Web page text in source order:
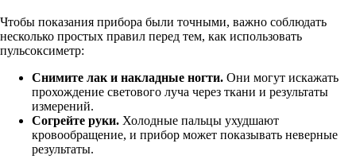
Чтобы показания прибора были точными, важно соблюдать
несколько простых правил перед тем, как использовать
пульсоксиметр:
Снимите лак и накладные ногти. Они могут искажать
прохождение светового луча через ткани и результаты
измерений.
Согрейте руки. Холодные пальцы ухудшают
кровообращение, и прибор может показывать неверные
результаты.